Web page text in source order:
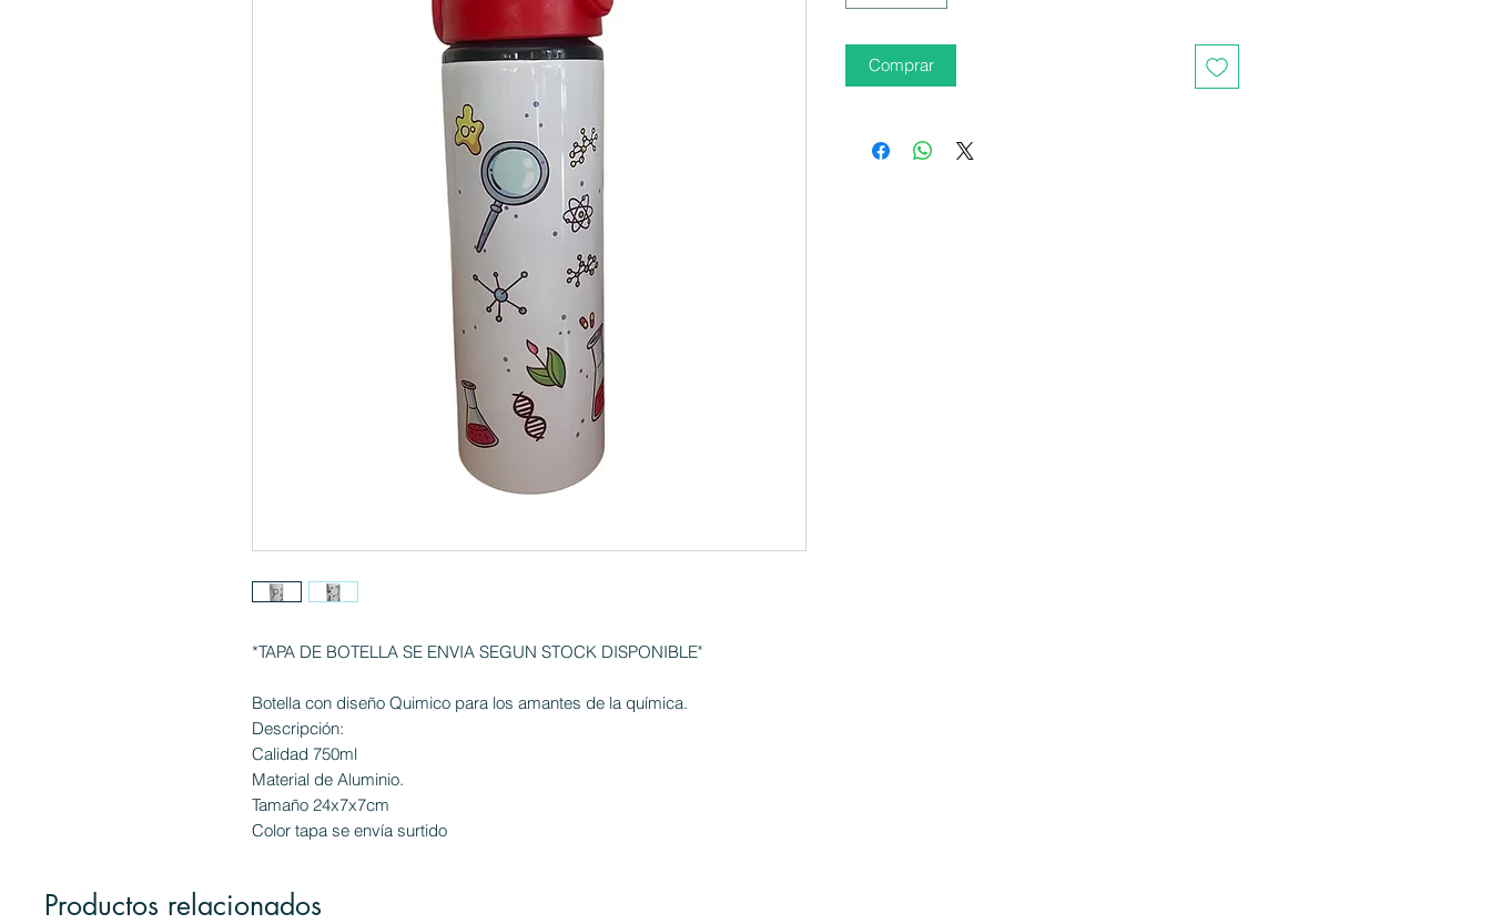
Productos relacionados
*TAPA DE BOTELLA SE ENVIA SEGUN STOCK DISPONIBLE"
Botella con diseño Quimico para los amantes de la química.
Descripción:
Calidad 750ml
Material de Aluminio.
Tamaño 24x7x7cm
Color tapa se envía surtido
Comprar